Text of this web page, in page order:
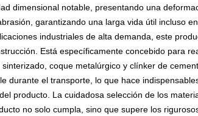
dimensional notable, presentando una
garantizando una larga vida útil incluso
industriales de alta demanda, este
Está específicamente concebido para
coque metalúrgico y clínker de
durante el transporte, lo que hace
producto. La cuidadosa selección de los
no solo cumpla, sino que supere los